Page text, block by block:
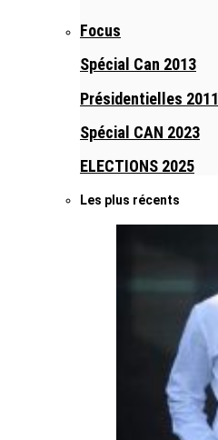
Focus
Spécial Can 2013
Présidentielles 2011
Spécial CAN 2023
ELECTIONS 2025
Les plus récents